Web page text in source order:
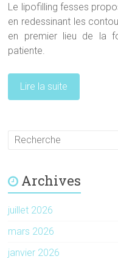
Le lipofilling fesses
en redessinant les
en premier lieu de la
patiente.
Lire la suite
Archives
juillet 2026
mars 2026
janvier 2026